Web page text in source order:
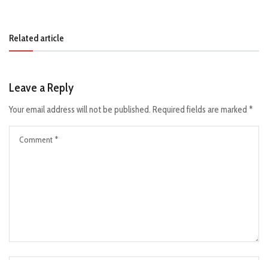
Related article
Leave a Reply
Your email address will not be published. Required fields are marked *